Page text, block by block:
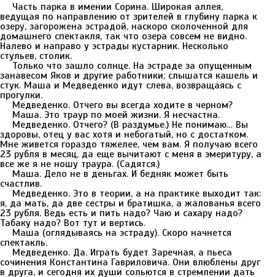
Часть парка в имении Сорина. Широкая аллея,
ведущая по направлению от зрителей в глубину парка к
озеру, загорожена эстрадой, наскоро сколоченной для
домашнего спектакля, так что озера совсем не видно.
Налево и направо у эстрады кустарник. Несколько
стульев, столик.
Только что зашло солнце. На эстраде за опущенным
занавесом Яков и другие работники; слышатся кашель и
стук. Маша и Медведенко идут слева, возвращаясь с
прогулки.
Медведенко. Отчего вы всегда ходите в черном?
Маша. Это траур по моей жизни. Я несчастна.
Медведенко. Отчего? (В раздумье.) Не понимаю… Вы
здоровы, отец у вас хотя и небогатый, но с достатком.
Мне живется гораздо тяжелее, чем вам. Я получаю всего
23 рубля в месяц, да еще вычитают с меня в эмеритуру, а
все же я не ношу траура. (Садятся.)
Маша. Дело не в деньгах. И бедняк может быть
счастлив.
Медведенко. Это в теории, а на практике выходит так:
я, да мать, да две сестры и братишка, а жалованья всего
23 рубля. Ведь есть и пить надо? Чаю и сахару надо?
Табаку надо? Вот тут и вертись.
Маша (оглядываясь на эстраду). Скоро начнется
спектакль.
Медведенко. Да. Играть будет Заречная, а пьеса
сочинения Константина Гавриловича. Они влюблены друг
в друга, и сегодня их души сольются в стремлении дать